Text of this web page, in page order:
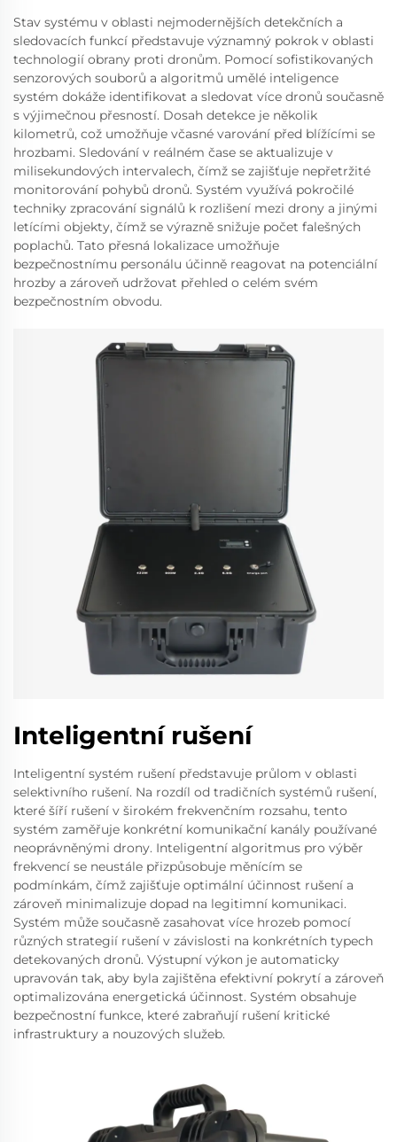
Stav systému v oblasti nejmodernějších detekčních a
sledovacích funkcí představuje významný pokrok v oblasti
technologií obrany proti dronům. Pomocí sofistikovaných
senzorových souborů a algoritmů umělé inteligence
systém dokáže identifikovat a sledovat více dronů současně
s výjimečnou přesností. Dosah detekce je několik
kilometrů, což umožňuje včasné varování před blížícími se
hrozbami. Sledování v reálném čase se aktualizuje v
milisekundových intervalech, čímž se zajišťuje nepřetržité
monitorování pohybů dronů. Systém využívá pokročilé
techniky zpracování signálů k rozlišení mezi drony a jinými
letícími objekty, čímž se výrazně snižuje počet falešných
poplachů. Tato přesná lokalizace umožňuje
bezpečnostnímu personálu účinně reagovat na potenciální
hrozby a zároveň udržovat přehled o celém svém
bezpečnostním obvodu.
Inteligentní rušení
Inteligentní systém rušení představuje průlom v oblasti
selektivního rušení. Na rozdíl od tradičních systémů rušení,
které šíří rušení v širokém frekvenčním rozsahu, tento
systém zaměřuje konkrétní komunikační kanály používané
neoprávněnými drony. Inteligentní algoritmus pro výběr
frekvencí se neustále přizpůsobuje měnícím se
podmínkám, čímž zajišťuje optimální účinnost rušení a
zároveň minimalizuje dopad na legitimní komunikaci.
Systém může současně zasahovat více hrozeb pomocí
různých strategií rušení v závislosti na konkrétních typech
detekovaných dronů. Výstupní výkon je automaticky
upravován tak, aby byla zajištěna efektivní pokrytí a zároveň
optimalizována energetická účinnost. Systém obsahuje
bezpečnostní funkce, které zabraňují rušení kritické
infrastruktury a nouzových služeb.